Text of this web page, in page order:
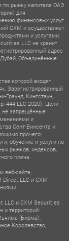
по рынку капитала ОАЭ
для
финансовых услуг
CXM и осуществляет
и услугами,
LLC не хранит
адрес
Объединённые
которой входят
Зарегистрированный
Граунд, Кингстаун,
444 LLC 2020). Цели
не запрещённые
и
Сент-Винсента и
прочего:
обучение и услуги по
рынков, индексов,
плеча.
веб-сайте,
Direct LLC и CXM
LLC и CXM Securities
и территорий:
(Бирма),
Королевство,